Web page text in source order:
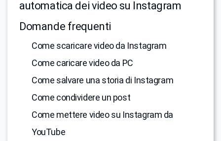
automatica dei video su Instagram
Domande frequenti
Come scaricare video da Instagram
Come caricare video da PC
Come salvare una storia di Instagram
Come condividere un post
Come mettere video su Instagram da
YouTube